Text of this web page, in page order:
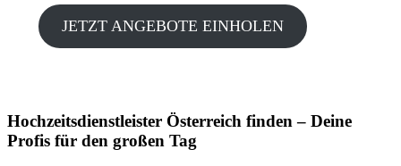
JETZT ANGEBOTE EINHOLEN
Hochzeitsdienstleister Österreich finden – Deine
Profis für den großen Tag